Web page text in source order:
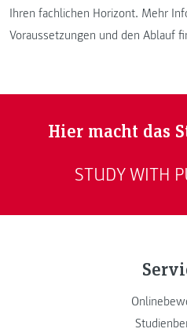
Ihren fachlichen Horizont. Mehr
Voraussetzungen und den Ablauf
Hier macht das
STUDY WITH